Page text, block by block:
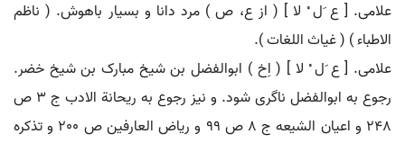
علامی. [ ع َل ْ لا ] ( از ع، ص ) مرد دانا و بسیار باهوش. ( ناظم
الاطباء ) ( غیاث اللغات ).
علامی. [ ع َل ْ لا ] ( اِخ ) ابوالفضل بن شیخ مبارک بن شیخ خضر.
رجوع به ابوالفضل ناگری شود. و نیز رجوع به ریحانة الادب ج 3 ص
248 و اعیان الشیعه ج 8 ص 99 و ریاض العارفین ص 200 و تذکره